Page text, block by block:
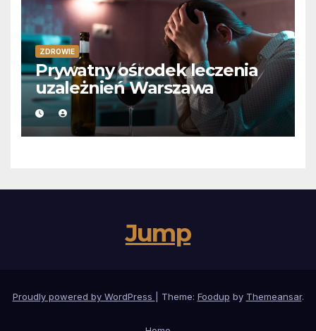
ZDROWIE
Prywatny ośrodek leczenia
uzależnień Warszawa
Jump
Proudly powered by WordPress Theme: Foodup by Themeansar.